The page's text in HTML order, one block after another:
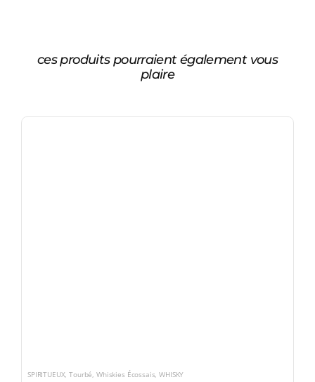
ces produits pourraient également vous
plaire
SPIRITUEUX,Tourbé, Whiskies Écossais,WHISKY